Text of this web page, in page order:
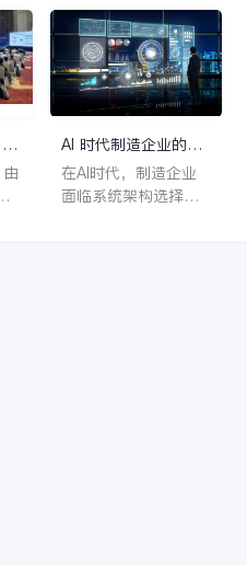
入，凭证过账，转结
损益，生成报表，打
印凭证、账簿、报表
等，看上去有好几个
步骤，其实熟练起来
输入就可以。显而易
见，我们把每一个步
骤的内容理解清楚，
AI 时代制造企业的系
统架构选择
在AI时代，制造企业
面临系统架构选择的